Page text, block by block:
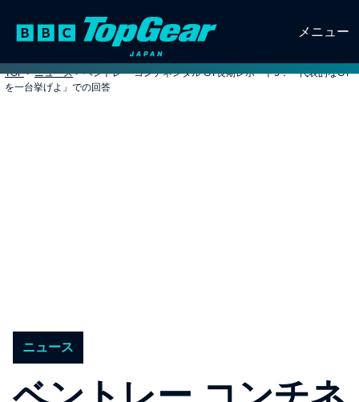
メニュー
TOP > ニュース > ベントレー コンチネンタル GT長期レポート5：「代表的なGT
を一台挙げよ」での回答
ニュース